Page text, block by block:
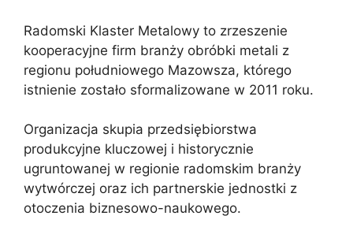
Radomski Klaster Metalowy to zrzeszenie
kooperacyjne firm branży obróbki metali z
regionu południowego Mazowsza, którego
istnienie zostało sformalizowane w 2011 roku.
Organizacja skupia przedsiębiorstwa
produkcyjne kluczowej i historycznie
ugruntowanej w regionie radomskim branży
wytwórczej oraz ich partnerskie jednostki z
otoczenia biznesowo-naukowego.